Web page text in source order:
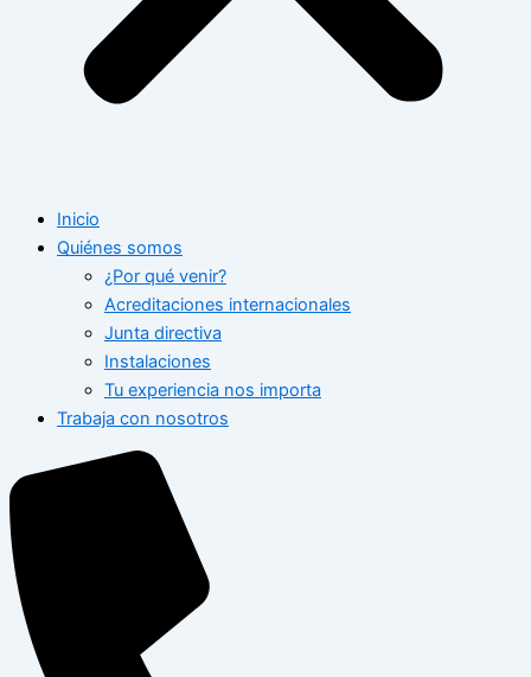
Inicio
Quiénes somos
¿Por qué venir?
Acreditaciones internacionales
Junta directiva
Instalaciones
Tu experiencia nos importa
Trabaja con nosotros